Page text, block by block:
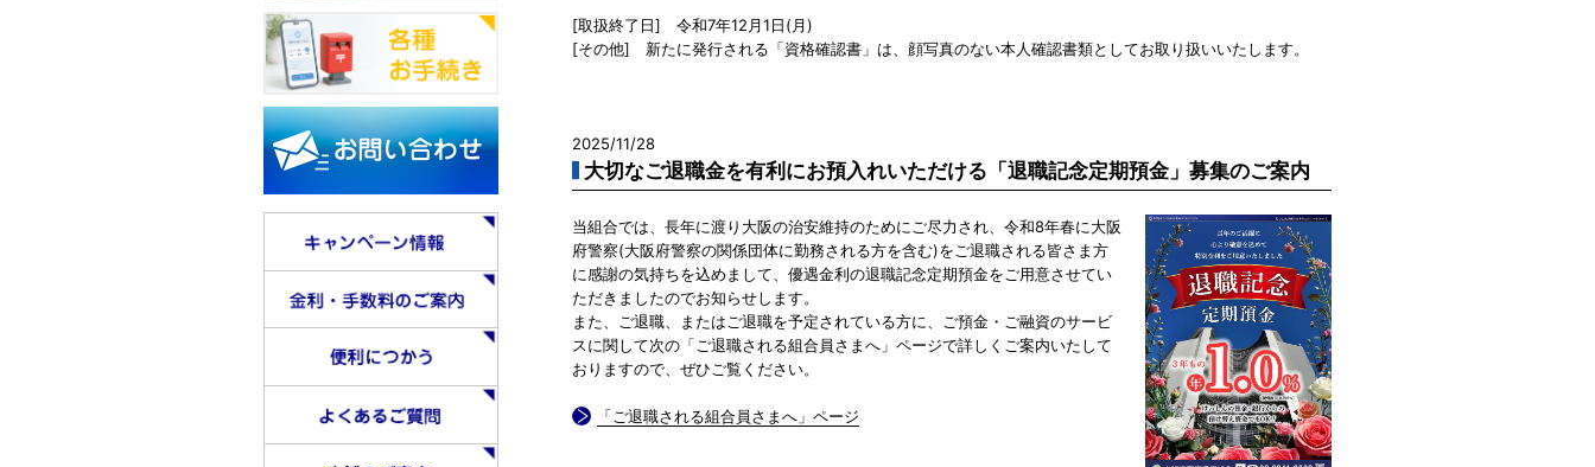
[取扱終了日] 令和7年12月1日(月)
[その他] 新たに発行される「資格確認書」は、顔写真のない本人確認書類としてお取り扱いいたします。
2025/11/28
大切なご退職金を有利にお預入れいただける「退職記念定期預金」募集のご案内
当組合では、長年に渡り大阪の治安維持のためにご尽力され、令和8年春に大阪
府警察(大阪府警察の関係団体に勤務される方を含む)をご退職される皆さま方
に感謝の気持ちを込めまして、優遇金利の退職記念定期預金をご用意させてい
ただきましたのでお知らせします。
また、ご退職、またはご退職を予定されている方に、ご預金・ご融資のサービ
スに関して次の「ご退職される組合員さまへ」ページで詳しくご案内いたして
おりますので、ぜひご覧ください。
「ご退職される組合員さまへ」ページ